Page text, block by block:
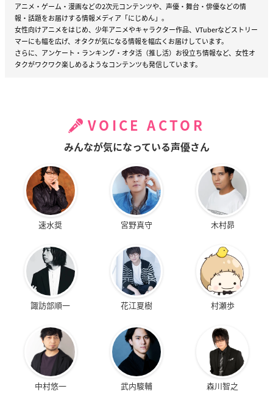
アニメ・ゲーム・漫画などの2次元コンテンツや、声優・舞台・俳優などの情
報・話題をお届けする情報メディア「にじめん」。
女性向けアニメをはじめ、少年アニメやキャラクター作品、VTuberなどストリー
マーにも幅を広げ、オタクが気になる情報を幅広くお届けしています。
さらに、アンケート・ランキング・オタ活（推し活）お役立ち情報など、女性オ
タクがワクワク楽しめるようなコンテンツも発信しています。
VOICE ACTOR
みんなが気になっている声優さん
速水奨 宮野真守 木村昴
諏訪部順一 花江夏樹 村瀬歩
中村悠一 武内駿輔 森川智之